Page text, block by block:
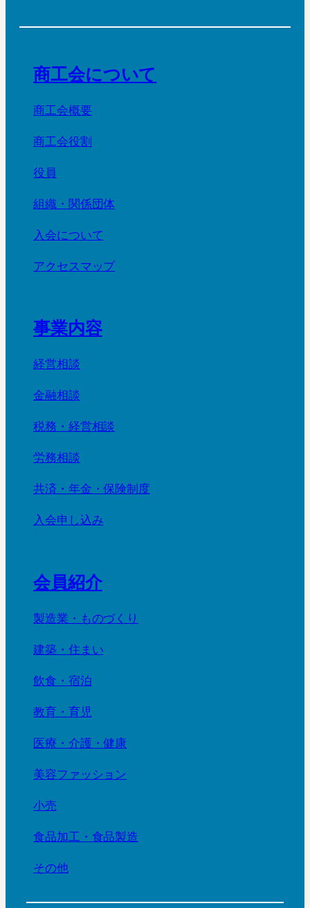
商工会について
商工会概要
商工会役割
役員
組織・関係団体
入会について
アクセスマップ
事業内容
経営相談
金融相談
税務・経営相談
労務相談
共済・年金・保険制度
入会申し込み
会員紹介
製造業・ものづくり
建築・住まい
飲食・宿泊
教育・育児
医療・介護・健康
美容ファッション
小売
食品加工・食品製造
その他